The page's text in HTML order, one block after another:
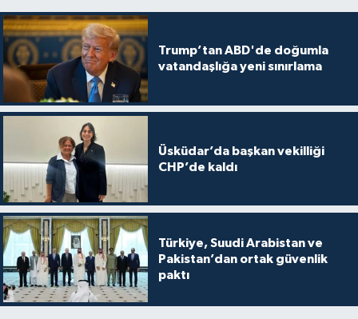
Trump’tan ABD'de doğumla
vatandaşlığa yeni sınırlama
Üsküdar’da başkan vekilliği
CHP’de kaldı
Türkiye, Suudi Arabistan ve
Pakistan’dan ortak güvenlik
paktı